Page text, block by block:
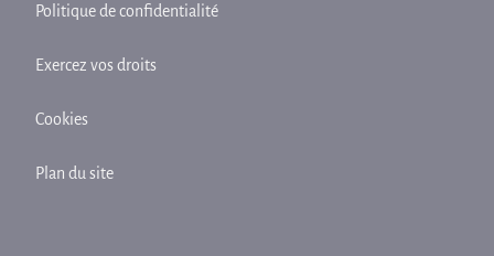
Politique de confidentialité
Exercez vos droits
Cookies
Plan du site